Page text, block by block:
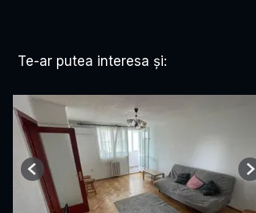
Te-ar putea interesa și:
Previous